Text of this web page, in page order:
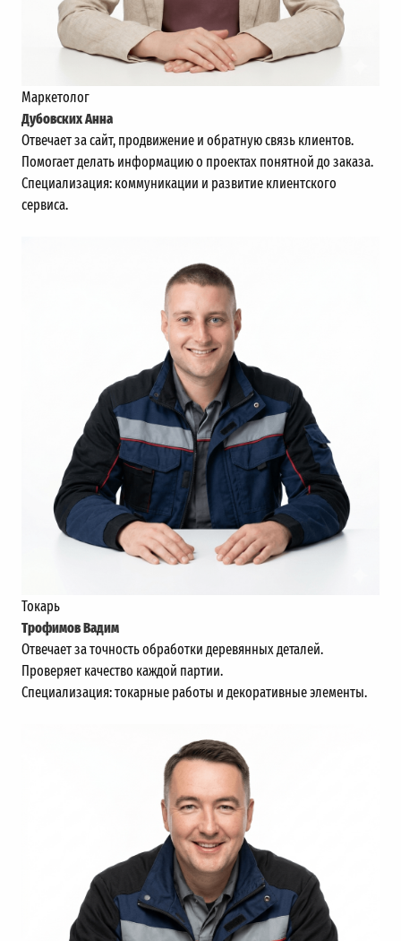
Маркетолог
Дубовских Анна
Отвечает за сайт, продвижение и обратную связь клиентов.
Помогает делать информацию о проектах понятной до заказа.
Специализация: коммуникации и развитие клиентского
сервиса.
Токарь
Трофимов Вадим
Отвечает за точность обработки деревянных деталей.
Проверяет качество каждой партии.
Специализация: токарные работы и декоративные элементы.